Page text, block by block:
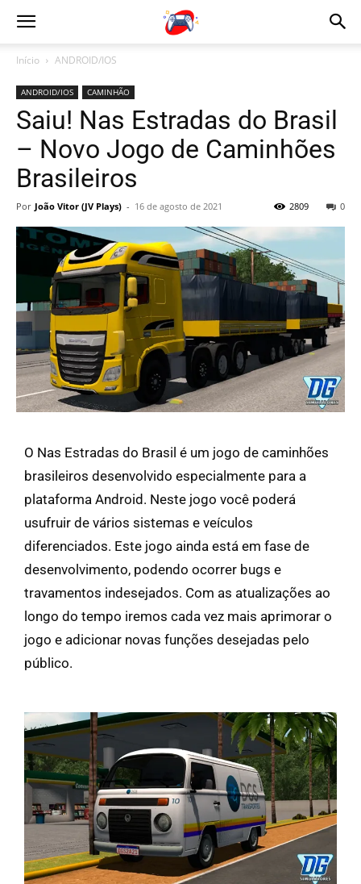
Início ANDROID/IOS
ANDROID/IOS CAMINHÃO
Saiu! Nas Estradas do Brasil
– Novo Jogo de Caminhões
Brasileiros
Por João Vitor (JV Plays) - 16 de agosto de 2021 0
2809
O Nas Estradas do Brasil é um jogo de caminhões
brasileiros desenvolvido especialmente para a
plataforma Android. Neste jogo você poderá
usufruir de vários sistemas e veículos
diferenciados. Este jogo ainda está em fase de
desenvolvimento, podendo ocorrer bugs e
travamentos indesejados. Com as atualizações ao
longo do tempo iremos cada vez mais aprimorar o
jogo e adicionar novas funções desejadas pelo
público.